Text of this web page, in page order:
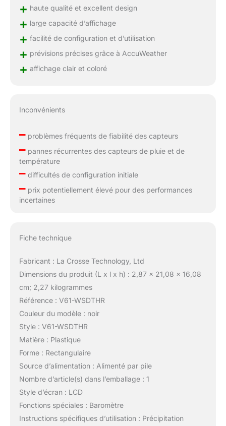
+ haute qualité et excellent design
+ large capacité d’affichage
+ facilité de configuration et d’utilisation
+ prévisions précises grâce à AccuWeather
+ affichage clair et coloré
Inconvénients
–problèmes fréquents de fiabilité des capteurs
–pannes récurrentes des capteurs de pluie et de
température
–difficultés de configuration initiale
–prix potentiellement élevé pour des performances
incertaines
Fiche technique
Fabricant : La Crosse Technology, Ltd
Dimensions du produit (L x l x h) : 2,87 x 21,08 x 16,08
cm; 2,27 kilogrammes
Référence : V61-WSDTHR
Couleur du modèle : noir
Style : V61-WSDTHR
Matière : Plastique
Forme : Rectangulaire
Source d’alimentation : Alimenté par pile
Nombre d’article(s) dans l’emballage : 1
Style d’écran : LCD
Fonctions spéciales : Baromètre
Instructions spécifiques d’utilisation : Précipitation